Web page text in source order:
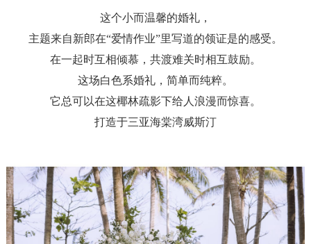
这个小而温馨的婚礼，
主题来自新郎在“爱情作业”里写道的领证是的感受。
在一起时互相倾慕，共渡难关时相互鼓励。
这场白色系婚礼，简单而纯粹。
它总可以在这椰林疏影下给人浪漫而惊喜。
打造于三亚海棠湾威斯汀